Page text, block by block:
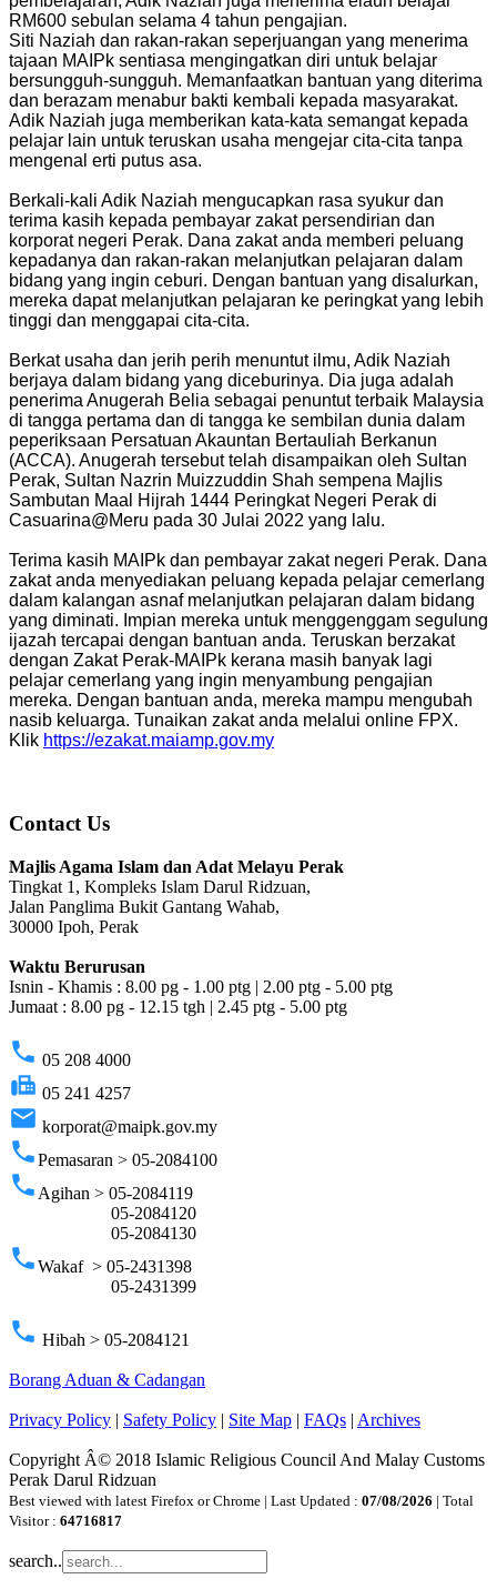
RM600 sebulan selama 4 tahun pengajian.
Siti Naziah dan rakan-rakan seperjuangan yang menerima
tajaan MAIPk sentiasa mengingatkan diri untuk belajar
bersungguh-sungguh. Memanfaatkan bantuan yang diterima
dan berazam menabur bakti kembali kepada masyarakat.
Adik Naziah juga memberikan kata-kata semangat kepada
pelajar lain untuk teruskan usaha mengejar cita-cita tanpa
mengenal erti putus asa.
Berkali-kali Adik Naziah mengucapkan rasa syukur dan
terima kasih kepada pembayar zakat persendirian dan
korporat negeri Perak. Dana zakat anda memberi peluang
kepadanya dan rakan-rakan melanjutkan pelajaran dalam
bidang yang ingin ceburi. Dengan bantuan yang disalurkan,
mereka dapat melanjutkan pelajaran ke peringkat yang lebih
tinggi dan menggapai cita-cita.
Berkat usaha dan jerih perih menuntut ilmu, Adik Naziah
berjaya dalam bidang yang diceburinya. Dia juga adalah
penerima Anugerah Belia sebagai penuntut terbaik Malaysia
di tangga pertama dan di tangga ke sembilan dunia dalam
peperiksaan Persatuan Akauntan Bertauliah Berkanun
(ACCA). Anugerah tersebut telah disampaikan oleh Sultan
Perak, Sultan Nazrin Muizzuddin Shah sempena Majlis
Sambutan Maal Hijrah 1444 Peringkat Negeri Perak di
Casuarina@Meru pada 30 Julai 2022 yang lalu.
Terima kasih MAIPk dan pembayar zakat negeri Perak. Dana
zakat anda menyediakan peluang kepada pelajar cemerlang
dalam kalangan asnaf melanjutkan pelajaran dalam bidang
yang diminati. Impian mereka untuk menggenggam segulung
ijazah tercapai dengan bantuan anda. Teruskan berzakat
dengan Zakat Perak-MAIPk kerana masih banyak lagi
pelajar cemerlang yang ingin menyambung pengajian
mereka. Dengan bantuan anda, mereka mampu mengubah
nasib keluarga. Tunaikan zakat anda melalui online FPX.
Klik https://ezakat.maiamp.gov.my
Contact Us
Majlis Agama Islam dan Adat Melayu Perak
Tingkat 1, Kompleks Islam Darul Ridzuan,
Jalan Panglima Bukit Gantang Wahab,
30000 Ipoh, Perak
Waktu Berurusan
Isnin - Khamis : 8.00 pg - 1.00 ptg | 2.00 ptg - 5.00 ptg
Jumaat : 8.00 pg - 12.15 tgh | 2.45 ptg - 5.00 ptg
phone 05 208 4000
fax 05 241 4257
email korporat@maipk.gov.my
phonePemasaran > 05-2084100
phone Agihan > 05-2084119
05-2084120
05-2084130
phoneWakaf > 05-2431398
05-2431399
phone Hibah > 05-2084121
Borang Aduan & Cadangan
Privacy Policy | Safety Policy | Site Map | FAQs | Archives
Copyright Â© 2018 Islamic Religious Council And Malay Customs
Perak Darul Ridzuan
Best viewed with latest Firefox or Chrome | Last Updated : 07/08/2026 | Total
Visitor : 64716817
search..